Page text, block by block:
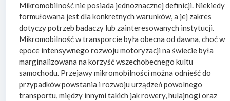
Mikromobilność nie posiada jednoznacznej definicji. Niekiedy
formułowana jest dla konkretnych warunków, a jej zakres
dotyczy potrzeb badaczy lub zainteresowanych instytucji.
Mikromobilność w transporcie była obecna od dawna, choć w
epoce intensywnego rozwoju motoryzacji na świecie była
marginalizowana na korzyść wszechobecnego kultu
samochodu. Przejawy mikromobilności można odnieść do
przypadków powstania i rozwoju urządzeń powolnego
transportu, między innymi takich jak rowery, hulajnogi oraz